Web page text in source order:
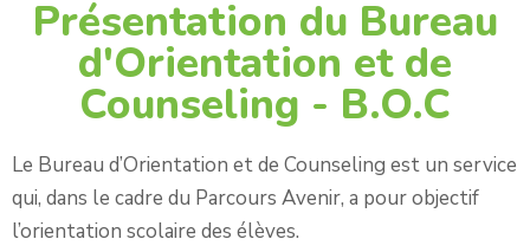
Présentation du Bureau
d'Orientation et de
Counseling - B.O.C
Le Bureau d’Orientation et de Counseling est un service
qui, dans le cadre du Parcours Avenir, a pour objectif
l’orientation scolaire des élèves.